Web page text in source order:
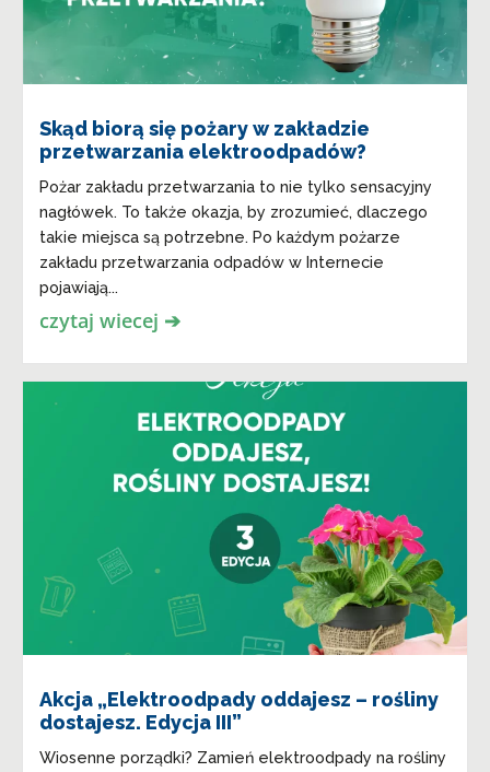
Skąd biorą się pożary w zakładzie
przetwarzania elektroodpadów?
Pożar zakładu przetwarzania to nie tylko sensacyjny
nagłówek. To także okazja, by zrozumieć, dlaczego
takie miejsca są potrzebne. Po każdym pożarze
zakładu przetwarzania odpadów w Internecie
pojawiają...
czytaj wiecej ➔
Akcja „Elektroodpady oddajesz – rośliny
dostajesz. Edycja III”
Wiosenne porządki? Zamień elektroodpady na rośliny